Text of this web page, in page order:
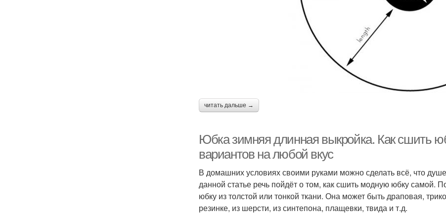
читать дальше →
Юбка зимняя длинная выкройка. Как сшить
вариантов на любой вкус
В домашних условиях своими руками можно сделать всё, что
данной статье речь пойдёт о том, как сшить модную юбку
юбку из толстой или тонкой ткани. Она может быть драповая,
резинке, из шерсти, из синтепона, плащевки, твида и т.д.